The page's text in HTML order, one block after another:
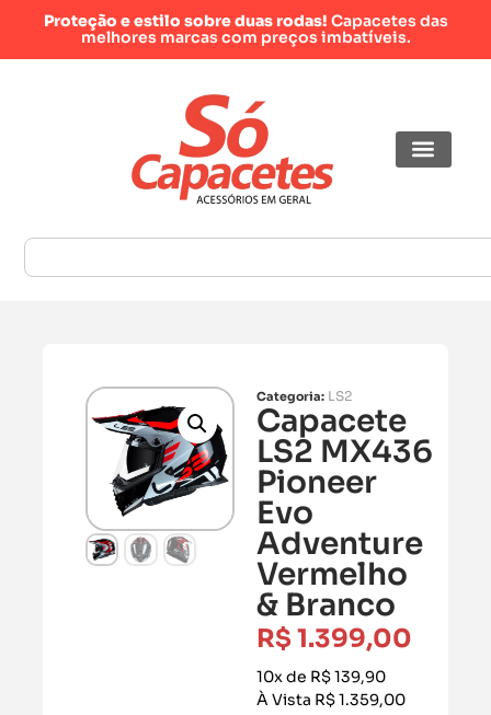
Proteção e estilo sobre duas rodas! Capacetes das
melhores marcas com preços imbatíveis.
Categoria: LS2
Capacete
LS2 MX436
Pioneer
Evo
Adventure
Vermelho
& Branco
R$1.399,00
10x de R$ 139,90
À Vista R$ 1.359,00